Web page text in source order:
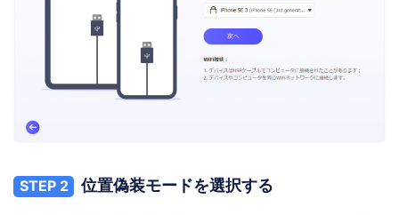
STEP 2 位置偽装モードを選択する